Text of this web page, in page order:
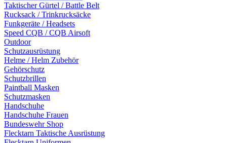
Taktischer Gürtel / Battle Belt
Rucksack / Trinkrucksäcke
Funkgeräte / Headsets
Speed CQB / CQB Airsoft
Outdoor
Schutzausrüstung
Helme / Helm Zubehör
Gehörschutz
Schutzbrillen
Paintball Masken
Schutzmasken
Handschuhe
Handschuhe Frauen
Bundeswehr Shop
Flecktarn Taktische Ausrüstung